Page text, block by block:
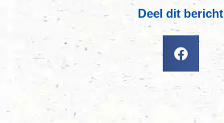
Deel dit bericht